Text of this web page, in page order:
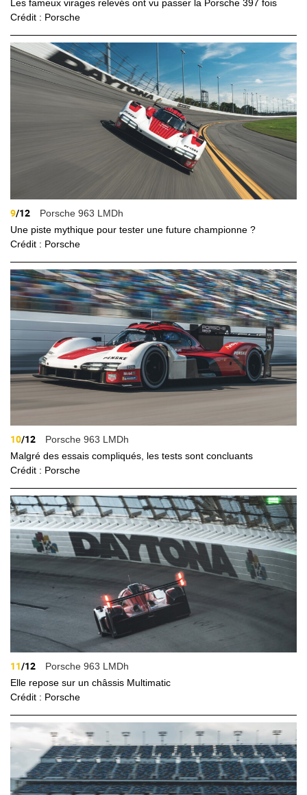
Les fameux virages relevés ont vu passer la Porsche 397 fois
Crédit : Porsche
9/12
Porsche 963 LMDh
Une piste mythique pour tester une future championne ?
Crédit : Porsche
10/12
Porsche 963 LMDh
Malgré des essais compliqués, les tests sont concluants
Crédit : Porsche
11/12
Porsche 963 LMDh
Elle repose sur un châssis Multimatic
Crédit : Porsche